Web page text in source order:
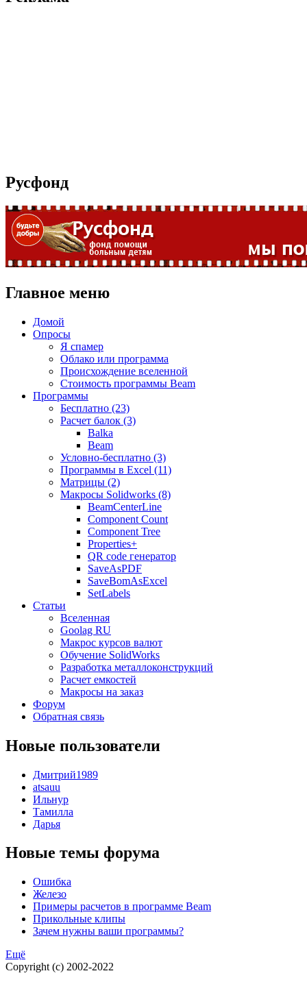
Русфонд
Главное меню
Домой
Опросы
Я спамер
Облако или программа
Происхождение вселенной
Стоимость программы Beam
Программы
Бесплатно (23)
Расчет балок (3)
Balka
Beam
Условно-бесплатно (3)
Программы в Excel (11)
Матрицы (2)
Макросы Solidworks (8)
BeamCenterLine
Component Count
Component Tree
Properties+
QR code генератор
SaveAsPDF
SaveBomAsExcel
SetLabels
Статьи
Вселенная
Goolag RU
Макрос курсов валют
Обучение SolidWorks
Разработка металлоконструкций
Расчет емкостей
Макросы на заказ
Форум
Обратная связь
Новые пользователи
Дмитрий1989
atsauu
Ильнур
Тамилла
Дарья
Новые темы форума
Ошибка
Железо
Примеры расчетов в программе Beam
Прикольные клипы
Зачем нужны ваши программы?
Ещё
Copyright (c) 2002-2022